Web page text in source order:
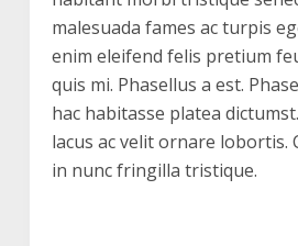
malesuada fames ac turpis
enim eleifend felis pretium
quis mi. Phasellus a est.
hac habitasse platea
lacus ac velit ornare lobortis.
in nunc fringilla tristique.